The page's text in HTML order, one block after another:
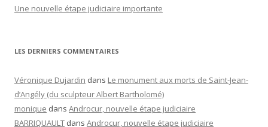
Une nouvelle étape judiciaire importante
LES DERNIERS COMMENTAIRES
Véronique Dujardin dans Le monument aux morts de Saint-Jean-
d’Angély (du sculpteur Albert Bartholomé)
monique dans Androcur, nouvelle étape judiciaire
BARRIQUAULT dans Androcur, nouvelle étape judiciaire